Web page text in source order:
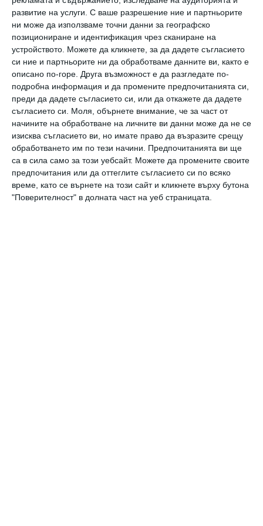
развитие на услуги. С ваше разрешение ние и партньорите
ни може да използваме точни данни за географско
позициониране и идентификация чрез сканиране на
устройството. Можете да кликнете, за да дадете съгласието
си ние и партньорите ни да обработваме данните ви, както е
описано по-горе. Друга възможност е да разгледате по-
подробна информация и да промените предпочитанията си,
преди да дадете съгласието си, или да откажете да дадете
съгласието си.
Моля, обърнете внимание, че за част от
начините на обработване на личните ви данни може да не се
изисква съгласието ви, но имате право да възразите срещу
обработването им по тези начини. Предпочитанията ви ще
са в сила само за този уебсайт. Можете да промените своите
предпочитания или да оттеглите съгласието си по всяко
време, като се върнете на този сайт и кликнете върху бутона
"Поверителност" в долната част на уеб страницата.
Друго самостоятелно проучване,
публикувано вJAMA Ophtalmologieдоказа, че
късогледството е по-често при хора, които
живеят в градовете, където
социалноикономическото ниво и
образованието са по-високи.
Проучването сочи, че хора, които са
прекарали повече време в училище и са с по-
високо ниво на образование, 2 пъти по-
често страдат от проблеми със зрението.